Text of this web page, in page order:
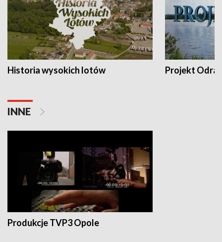
Historia wysokich lotów Projekt Odra
INNE
Produkcje TVP3 Opole